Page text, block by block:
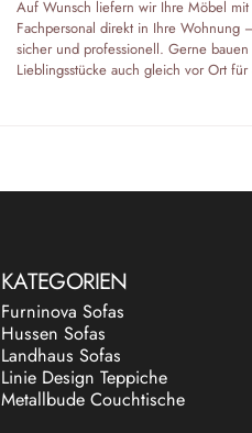
Auf Wunsch liefern wir Ihre Möbel
Fachpersonal direkt in Ihre Wohnung
sicher und professionell. Gerne
Lieblingsstücke auch gleich vor Ort für
KATEGORIEN
Furninova Sofas
Hussen Sofas
Landhaus Sofas
Linie Design Teppiche
Metallbude Couchtische